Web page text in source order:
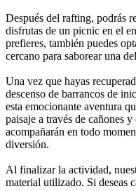
Después del rafting, podrás
disfrutas de un picnic en el
prefieres, también puedes
cercano para saborear una
Una vez que hayas
descenso de barrancos de
esta emocionante aventura
paisaje a través de cañones
acompañarán en todo
diversión.
Al finalizar la actividad,
material utilizado. Si deseas